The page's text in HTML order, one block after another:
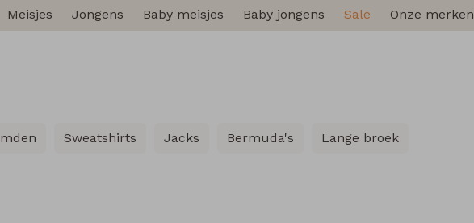
Meisjes Jongens Baby meisjes Baby jongens Sale Onze merken
Sweatshirts Jacks Bermuda's Lange broek